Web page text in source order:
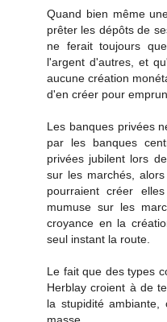
Quand bien même
prêter les dépôts de
ne ferait toujours
l'argent d'autres, et
aucune création
d'en créer pour
Les banques privées
par les banques
privées jubilent lors
sur les marchés,
pourraient créer
mumuse sur les
croyance en la
seul instant la route.
Le fait que des types
Herblay croient à de
la stupidité ambiante,
masse.